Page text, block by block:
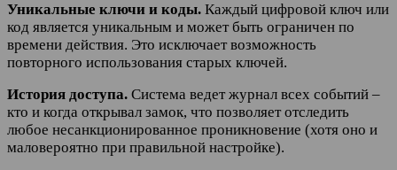
Уникальные ключи и коды. Каждый цифровой ключ или
код является уникальным и может быть ограничен по
времени действия. Это исключает возможность
повторного использования старых ключей.
История доступа. Система ведет журнал всех событий –
кто и когда открывал замок, что позволяет отследить
любое несанкционированное проникновение (хотя оно и
маловероятно при правильной настройке).